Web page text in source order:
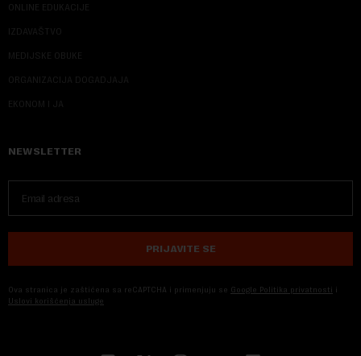
ONLINE EDUKACIJE
IZDAVAŠTVO
MEDIJSKE OBUKE
ORGANIZACIJA DOGADJAJA
EKONOM I JA
NEWSLETTER
PRIJAVITE SE
Ova stranica je zaštićena sa reCAPTCHA i primenjuju se Google Politika privatnosti i
Uslovi korišćenja usluge